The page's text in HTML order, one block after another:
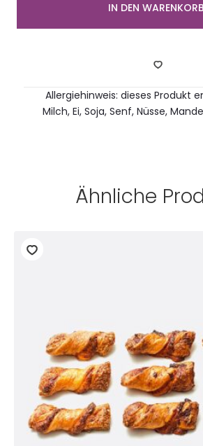
IN DEN WARENKORB
Allergiehinweis: dieses Produkt
Milch, Ei, Soja, Senf, Nüsse,
Ähnliche